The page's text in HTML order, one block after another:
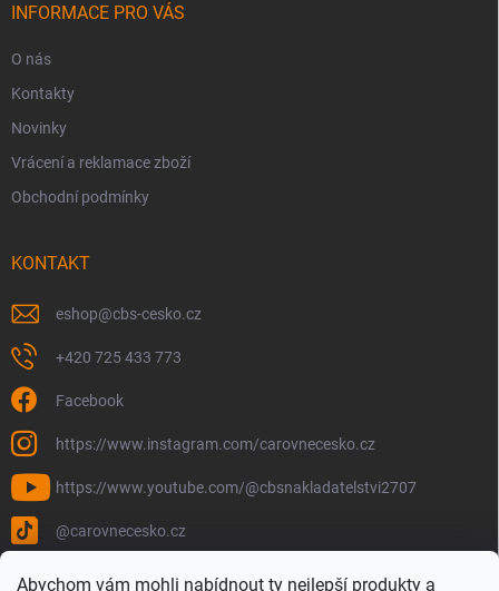
Abychom vám mohli nabídnout ty nejlepší produkty a
INFORMACE PRO VÁS
O nás
Kontakty
Novinky
Vrácení a reklamace zboží
Obchodní podmínky
KONTAKT
eshop@cbs-cesko.cz
+420 725 433 773
Facebook
https://www.instagram.com/carovnecesko.cz
https://www.youtube.com/@cbsnakladatelstvi2707
@carovnecesko.cz